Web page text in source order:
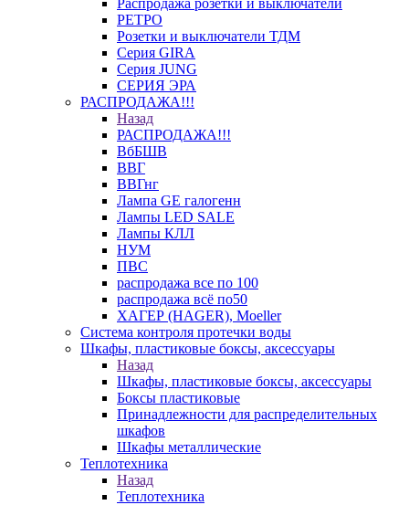
Распродажа розетки и выключатели
РЕТРО
Розетки и выключатели ТДМ
Серия GIRA
Серия JUNG
СЕРИЯ ЭРА
РАСПРОДАЖА!!!
Назад
РАСПРОДАЖА!!!
ВбБШВ
ВВГ
ВВГнг
Лампа GE галогенн
Лампы LED SALE
Лампы КЛЛ
НУМ
ПВС
распродажа все по 100
распродажа всё по50
ХАГЕР (HAGER), Moeller
Система контроля протечки воды
Шкафы, пластиковые боксы, аксессуары
Назад
Шкафы, пластиковые боксы, аксессуары
Боксы пластиковые
Принадлежности для распределительных
шкафов
Шкафы металлические
Теплотехника
Назад
Теплотехника